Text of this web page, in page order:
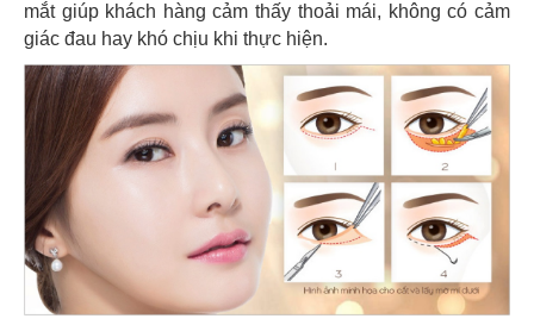
mắt giúp khách hàng cảm thấy thoải mái, không có cảm
giác đau hay khó chịu khi thực hiện.